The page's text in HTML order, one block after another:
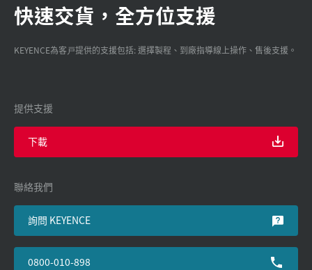
快速交貨，全方位支援
KEYENCE為客戸提供的支援包括: 選擇製程、到廠指導線上操作、售後支援。
提供支援
下載
聯絡我們
詢問 KEYENCE
0800-010-898